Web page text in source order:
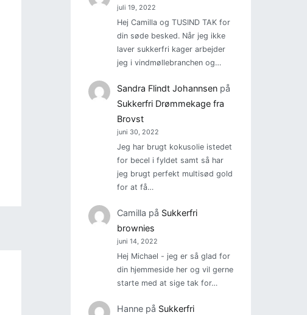
juli 19, 2022
Hej Camilla og TUSIND TAK for
din søde besked. Når jeg ikke
laver sukkerfri kager arbejder
jeg i vindmøllebranchen og…
Sandra Flindt Johannsenpå
Sukkerfri Drømmekage fra
Brovst
juni 30, 2022
Jeg har brugt kokusolie istedet
for becel i fyldet samt så har
jeg brugt perfekt multisød gold
for at få…
Camilla på Sukkerfri
brownies
juni 14, 2022
Hej Michael - jeg er så glad for
din hjemmeside her og vil gerne
starte med at sige tak for…
Hannepå Sukkerfri